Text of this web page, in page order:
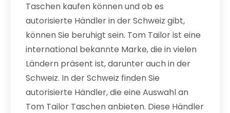
Taschen kaufen können und ob es
autorisierte Händler in der Schweiz gibt,
können Sie beruhigt sein. Tom Tailor ist eine
international bekannte Marke, die in vielen
Ländern präsent ist, darunter auch in der
Schweiz. In der Schweiz finden Sie
autorisierte Händler, die eine Auswahl an
Tom Tailor Taschen anbieten. Diese Händler